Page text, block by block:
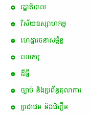
រដ្ឋាភិបាល
វិស័យឧស្សាហកម្ម
ហេដ្ឋារចនាសម្ព័ន្ធ
ពល​កម្ម
ដីធ្លី
ច្បាប់ និងប្រព័ន្ធតុលាការ
ប្រជាជន និងជំរឿន